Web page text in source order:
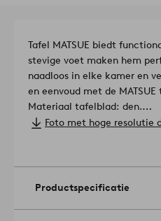
Tafel MATSUE biedt
stevige voet maken hem
naadloos in elke kamer en
en eenvoud met de MATSUE
Materiaal tafelblad: den.
meubelpootjes of andere
zetten.Artikelnummer:
Foto met hoge resolutie
Productspecificatie